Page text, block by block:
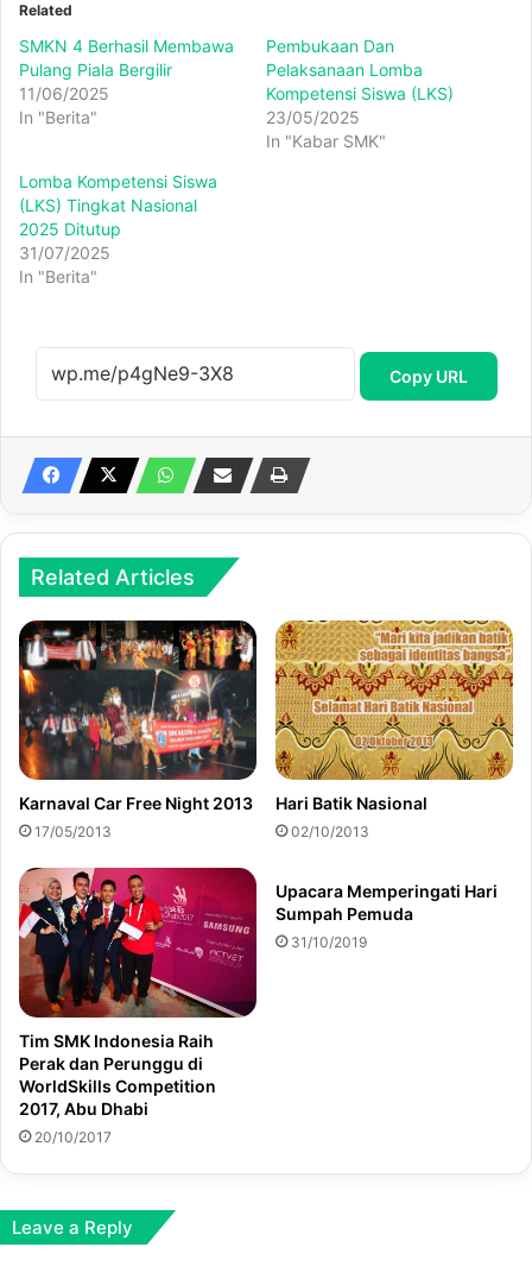
Related
SMKN 4 Berhasil Membawa
Pulang Piala Bergilir
11/06/2025
In "Berita"
Pembukaan Dan
Pelaksanaan Lomba
Kompetensi Siswa (LKS)
23/05/2025
In "Kabar SMK"
Lomba Kompetensi Siswa
(LKS) Tingkat Nasional
2025 Ditutup
31/07/2025
In "Berita"
Copy URL
Related Articles
Karnaval Car Free Night 2013
17/05/2013
Hari Batik Nasional
02/10/2013
Tim SMK Indonesia Raih
Perak dan Perunggu di
WorldSkills Competition
2017, Abu Dhabi
20/10/2017
Upacara Memperingati Hari
Sumpah Pemuda
31/10/2019
Leave a Reply